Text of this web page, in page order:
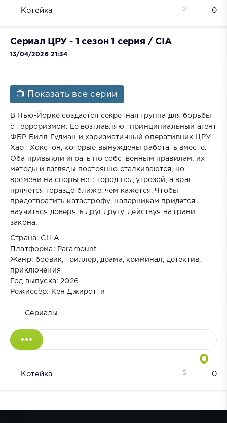
Котейка 0
2
Сериал ЦРУ - 1 сезон 1 серия / CIA
13/04/2026 21:34
📺 Показать все серии
В Нью-Йорке создается секретная группа для борьбы
с терроризмом. Ее возглавляют принципиальный агент
ФБР Билл Гудман и харизматичный оперативник ЦРУ
Харт Хокстон, которые вынуждены работать вместе.
Оба привыкли играть по собственным правилам, их
методы и взгляды постоянно сталкиваются, но
времени на споры нет: город под угрозой, а враг
прячется гораздо ближе, чем кажется. Чтобы
предотвратить катастрофу, напарникам придется
научиться доверять друг другу, действуя на грани
закона.
Страна: США
Платформа: Paramount+
Жанр: боевик, триллер, драма, криминал, детектив,
приключения
Год выпуска: 2026
Режиссёр: Кен Джиротти
Сериалы
0
Котейка 0
5